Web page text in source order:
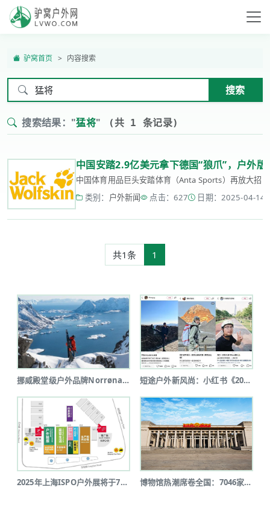
驴窝首页 内容搜索
搜索
搜索结果："猛将" (共 1 条记录)
中国安踏2.9亿美元拿下德国“狼爪”，户外
中国体育用品巨头安踏体育（Anta Sports）再放大招
类别： 户外新闻 点击：627 日期：2025-04-14
共1条 1
挪威殿堂级户外品牌Norrøna北京... 短途户外新风尚：小红书《2025上半...
2025年上海ISPO户外展将于7月... 博物馆热潮席卷全国：7046家博物馆...